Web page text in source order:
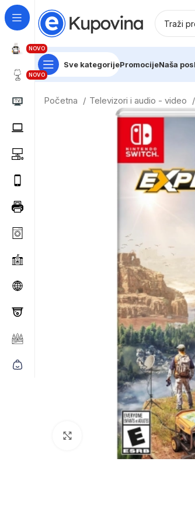
NOVO
NOVO
Sve kategorijePromocijeNaša
Početna Televizori i audio - video
Click to enlarge